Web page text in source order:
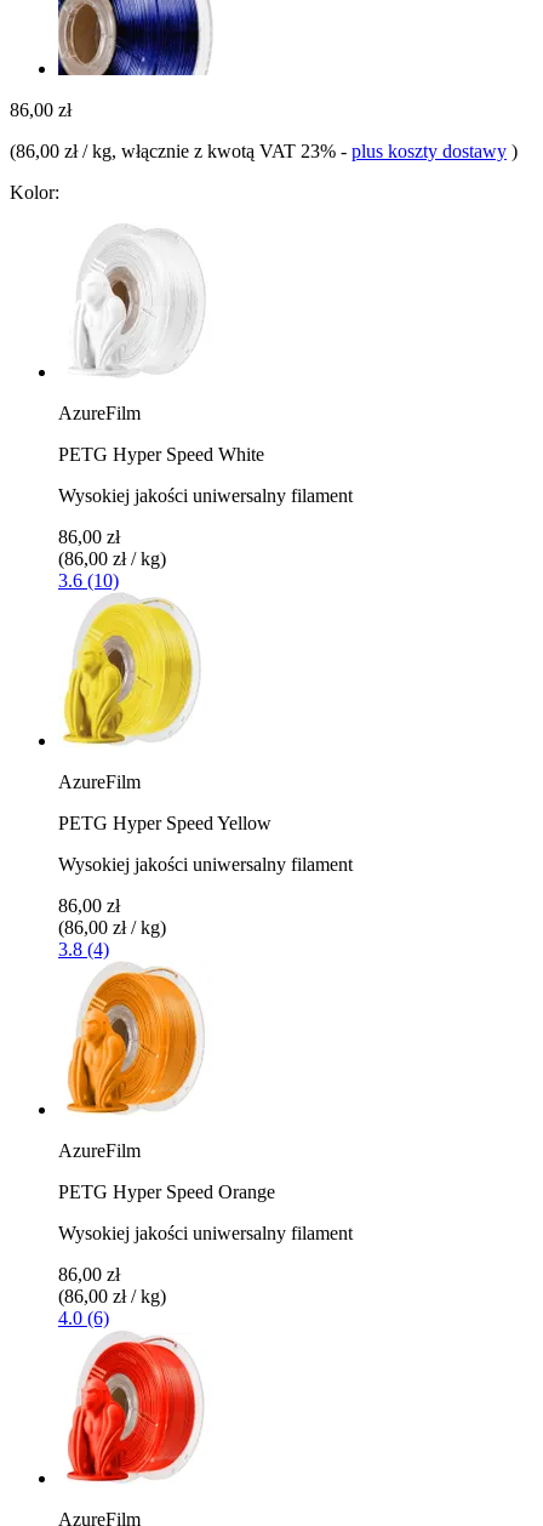
86,00 zł
(86,00 zł / kg, włącznie z kwotą VAT 23% - plus koszty dostawy )
Kolor:
AzureFilm
PETG Hyper Speed White
Wysokiej jakości uniwersalny filament
86,00 zł
(86,00 zł / kg)
3.6 (10)
AzureFilm
PETG Hyper Speed Yellow
Wysokiej jakości uniwersalny filament
86,00 zł
(86,00 zł / kg)
3.8 (4)
AzureFilm
PETG Hyper Speed Orange
Wysokiej jakości uniwersalny filament
86,00 zł
(86,00 zł / kg)
4.0 (6)
AzureFilm